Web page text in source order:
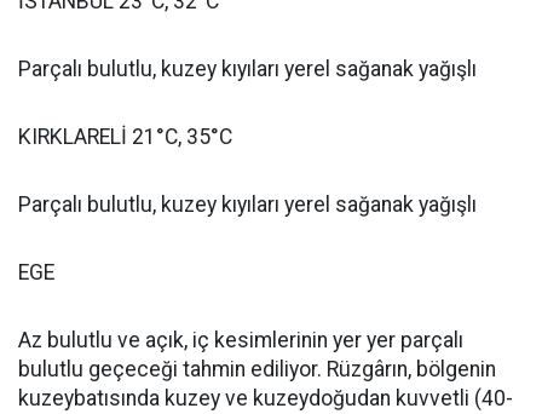
Parçalı bulutlu, kuzey kıyıları yerel sağanak yağışlı
KIRKLARELİ 21°C, 35°C
Parçalı bulutlu, kuzey kıyıları yerel sağanak yağışlı
EGE
Az bulutlu ve açık, iç kesimlerinin yer yer parçalı
bulutlu geçeceği tahmin ediliyor. Rüzgârın, bölgenin
kuzeybatısında kuzey ve kuzeydoğudan kuvvetli (40-